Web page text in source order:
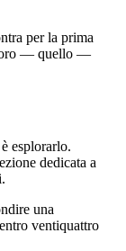
per la prima
— quello —
esplorarlo.
dedicata a
una
ventiquattro